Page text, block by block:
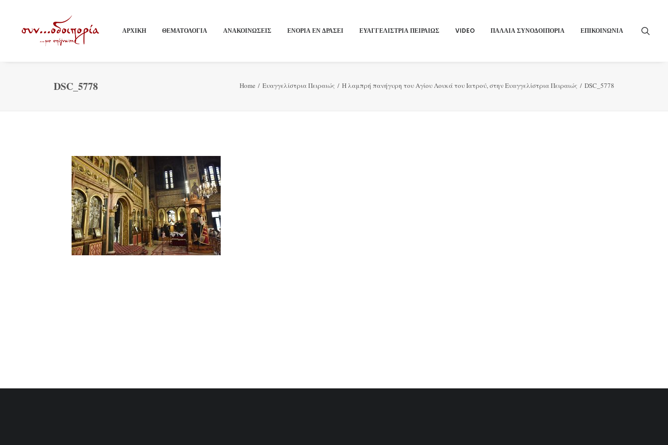
ΑΡΧΙΚΗ ΘΕΜΑΤΟΛΟΓΙΑ ΑΝΑΚΟΙΝΩΣΕΙΣ ΕΝΟΡΙΑ ΕΝ ΔΡΑΣΕΙ ΕΥΑΓΓΕΛΙΣΤΡΙΑ ΠΕΙΡΑΙΏΣ VIDEO ΠΑΛΑΙΑ ΣΥΝΟΔΟΙΠΟΡΙΑ ΕΠΙΚΟΙΝΩΝΙΑ
DSC_5778 Home Ευαγγελίστρια Πειραιώς Η λαμπρή πανήγυρη του Αγίου Λουκά του Ιατρού, στην Ευαγγελίστρια Πειραιώς DSC_5778